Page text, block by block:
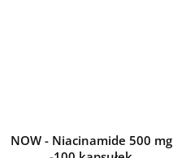
NOW - Niacinamide 500 mg